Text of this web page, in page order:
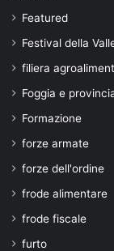
Featured
Festival della
filiera
Foggia e
Formazione
forze armate
forze dell'ordine
frode alimentare
frode fiscale
furto